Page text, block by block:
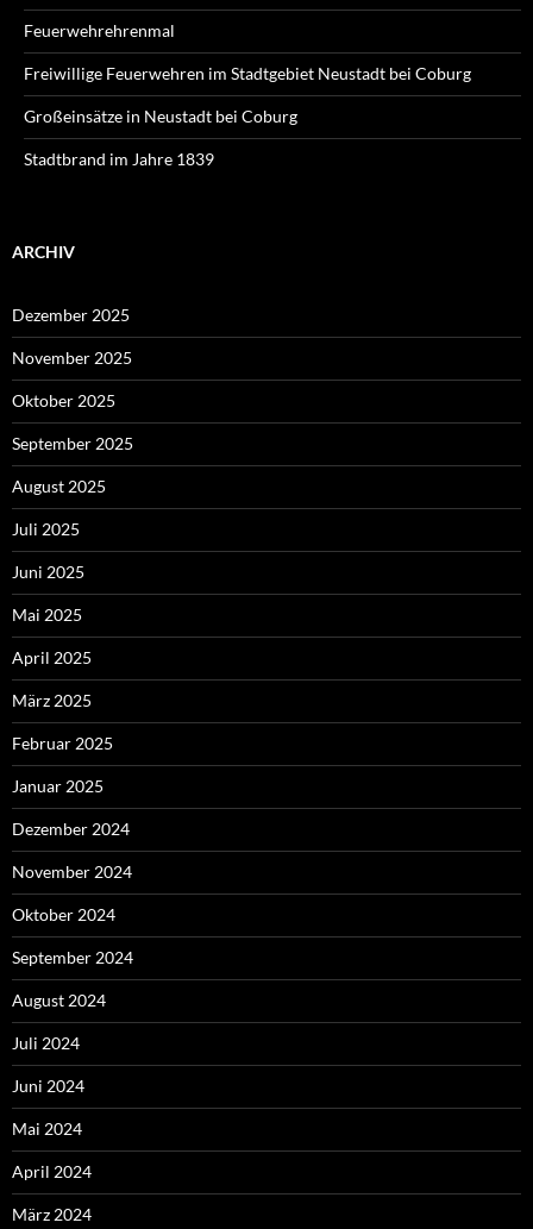
Feuerwehrehrenmal
Freiwillige Feuerwehren im Stadtgebiet Neustadt bei Coburg
Großeinsätze in Neustadt bei Coburg
Stadtbrand im Jahre 1839
ARCHIV
Dezember 2025
November 2025
Oktober 2025
September 2025
August 2025
Juli 2025
Juni 2025
Mai 2025
April 2025
März 2025
Februar 2025
Januar 2025
Dezember 2024
November 2024
Oktober 2024
September 2024
August 2024
Juli 2024
Juni 2024
Mai 2024
April 2024
März 2024